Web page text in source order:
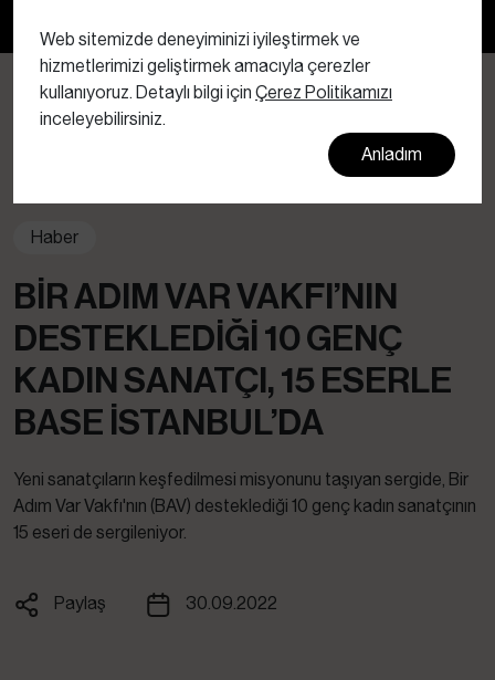
Web sitemizde deneyiminizi iyileştirmek ve
hizmetlerimizi geliştirmek amacıyla çerezler
kullanıyoruz. Detaylı bilgi için Çerez Politikamızı
inceleyebilirsiniz.
Anladım
Haber
BIR ADIM VAR VAKFI’NIN
DESTEKLEDIĞI 10 GENÇ
KADIN SANATÇI, 15 ESERLE
BASE İSTANBUL’DA
Yeni sanatçıların keşfedilmesi misyonunu taşıyan sergide, Bir
Adım Var Vakfı'nın (BAV) desteklediği 10 genç kadın sanatçının
15 eseri de sergileniyor.
Paylaş 30.09.2022